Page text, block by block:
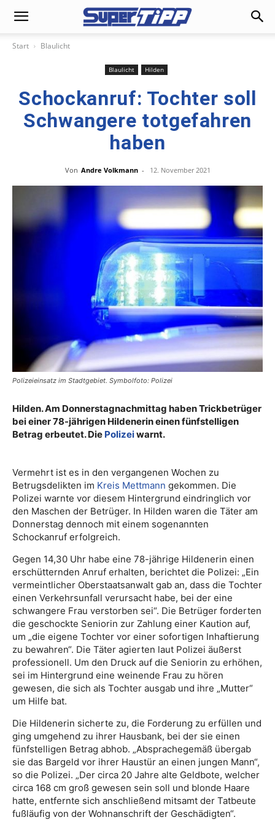
Start Blaulicht
Blaulicht Hilden
Schockanruf: Tochter soll
Schwangere totgefahren
haben
Von Andre Volkmann - 12. November 2021
Polizeieinsatz im Stadtgebiet. Symbolfoto: Polizei
Hilden. Am Donnerstagnachmittag haben Trickbetrüger
bei einer 78-jährigen Hildenerin einen fünfstelligen
Betrag erbeutet. Die Polizeiwarnt.
Vermehrt ist es in den vergangenen Wochen zu
Betrugsdelikten im Kreis Mettmann gekommen. Die
Polizei warnte vor diesem Hintergrund eindringlich vor
den Maschen der Betrüger. In Hilden waren die Täter am
Donnerstag dennoch mit einem sogenannten
Schockanruf erfolgreich.
Gegen 14,30 Uhr habe eine 78-jährige Hildenerin einen
erschütternden Anruf erhalten, berichtet die Polizei: „Ein
vermeintlicher Oberstaatsanwalt gab an, dass die Tochter
einen Verkehrsunfall verursacht habe, bei der eine
schwangere Frau verstorben sei“. Die Betrüger forderten
die geschockte Seniorin zur Zahlung einer Kaution auf,
um „die eigene Tochter vor einer sofortigen Inhaftierung
zu bewahren“. Die Täter agierten laut Polizei äußerst
professionell. Um den Druck auf die Seniorin zu erhöhen,
sei im Hintergrund eine weinende Frau zu hören
gewesen, die sich als Tochter ausgab und ihre „Mutter“
um Hilfe bat.
Die Hildenerin sicherte zu, die Forderung zu erfüllen und
ging umgehend zu ihrer Hausbank, bei der sie einen
fünfstelligen Betrag abhob. „Absprachegemäß übergab
sie das Bargeld vor ihrer Haustür an einen jungen Mann“,
so die Polizei. „Der circa 20 Jahre alte Geldbote, welcher
circa 168 cm groß gewesen sein soll und blonde Haare
hatte, entfernte sich anschließend mitsamt der Tatbeute
fußläufig von der Wohnanschrift der Geschädigten“.